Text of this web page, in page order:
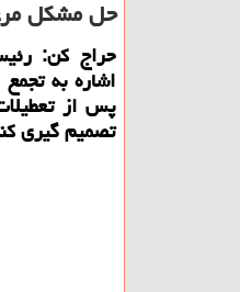
حل مشكل
حراج كن:
اشاره به
پس از
تصمیم گیری